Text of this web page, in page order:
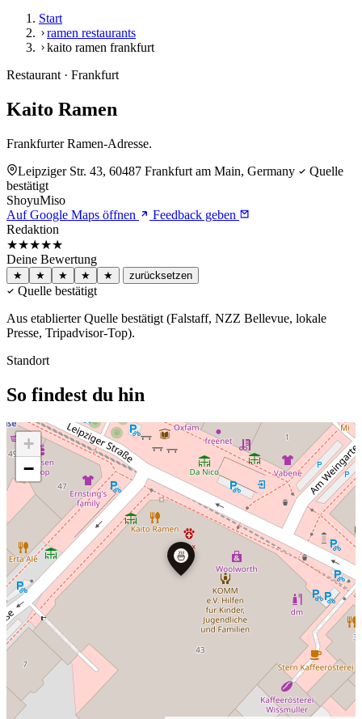
Start
ramen restaurants
kaito ramen frankfurt
Restaurant · Frankfurt
Kaito Ramen
Frankfurter Ramen-Adresse.
Leipziger Str. 43, 60487 Frankfurt am Main, Germany
Quelle
bestätigt
ShoyuMiso
Auf Google Maps öffnen
Feedback geben
Redaktion
★★★★★
Deine Bewertung
★ ★ ★ ★ ★ zurücksetzen
Quelle bestätigt
Aus etablierter Quelle bestätigt (Falstaff, NZZ Bellevue, lokale
Presse, Tripadvisor-Top).
Standort
So findest du hin
🍜
+
−